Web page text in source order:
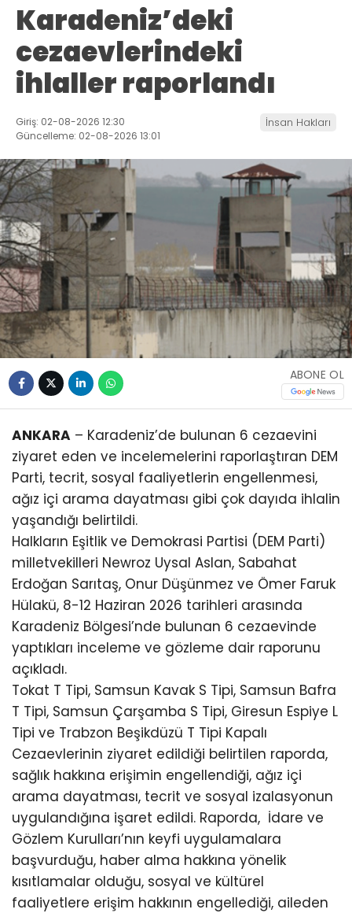
Karadeniz’deki
cezaevlerindeki
ihlaller raporlandı
Giriş: 02-08-2026 12:30
Güncelleme: 02-08-2026 13:01
İnsan Hakları
ABONE OL
ANKARA – Karadeniz’de bulunan 6 cezaevini
ziyaret eden ve incelemelerini raporlaştıran DEM
Parti, tecrit, sosyal faaliyetlerin engellenmesi,
ağız içi arama dayatması gibi çok dayıda ihlalin
yaşandığı belirtildi.
Halkların Eşitlik ve Demokrasi Partisi (DEM Parti)
milletvekilleri Newroz Uysal Aslan, Sabahat
Erdoğan Sarıtaş, Onur Düşünmez ve Ömer Faruk
Hülakü, 8-12 Haziran 2026 tarihleri arasında
Karadeniz Bölgesi’nde bulunan 6 cezaevinde
yaptıkları inceleme ve gözleme dair raporunu
açıkladı.
Tokat T Tipi, Samsun Kavak S Tipi, Samsun Bafra
T Tipi, Samsun Çarşamba S Tipi, Giresun Espiye L
Tipi ve Trabzon Beşikdüzü T Tipi Kapalı
Cezaevlerinin ziyaret edildiği belirtilen raporda,
sağlık hakkına erişimin engellendiği, ağız içi
arama dayatması, tecrit ve sosyal izalasyonun
uygulandığına işaret edildi. Raporda, İdare ve
Gözlem Kurulları’nın keyfi uygulamalara
başvurduğu, haber alma hakkına yönelik
kısıtlamalar olduğu, sosyal ve kültürel
faaliyetlere erişim hakkının engellediği, aileden